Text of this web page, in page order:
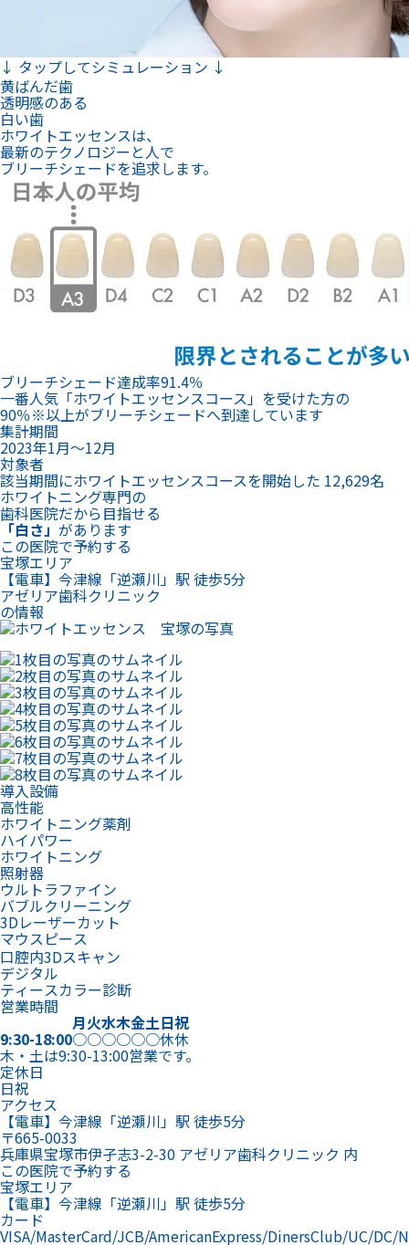
↓ タップしてシミュレーション ↓
黄ばんだ歯
透明感のある
白い歯
ホワイトエッセンスは、
最新のテクノロジーと人で
ブリーチシェードを追求します。
ブリーチシェード達成率91.4％
一番人気「ホワイトエッセンスコース」を受けた方の
90％※以上がブリーチシェードへ到達しています
集計期間
2023年1月～12月
対象者
該当期間にホワイトエッセンスコースを開始した 12,629名
ホワイトニング専門の
歯科医院だから目指せる
「白さ」 があります
この医院で予約する
宝塚エリア
【電車】今津線「逆瀬川」駅 徒歩5分
アゼリア歯科クリニック
の情報
導入設備
高性能
ホワイトニング薬剤
ハイパワー
ホワイトニング
照射器
ウルトラファイン
バブルクリーニング
3Dレーザーカット
マウスピース
口腔内3Dスキャン
デジタル
ティースカラー診断
営業時間
月火水木金土日祝
9:30-18:00○○○○○○休休
木・土は9:30-13:00営業です。
定休日
日祝
アクセス
【電車】今津線「逆瀬川」駅 徒歩5分
〒665-0033
兵庫県宝塚市伊孑志3-2-30 アゼリア歯科クリニック 内
この医院で予約する
宝塚エリア
【電車】今津線「逆瀬川」駅 徒歩5分
カード
VISA/MasterCard/JCB/AmericanExpress/DinersClub/UC/DC/